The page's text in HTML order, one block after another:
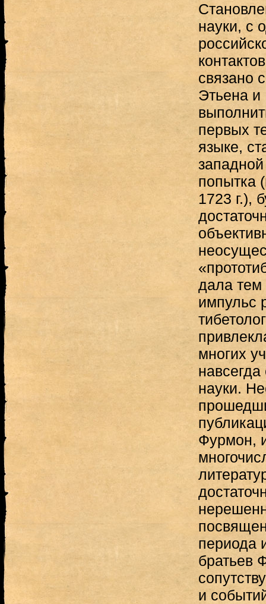
науки, с
связано
Этьена
первых
языке,
попытка
1723 г.),
дала
импульс
многих
науки.
Фурмон,
периода
братьев
и